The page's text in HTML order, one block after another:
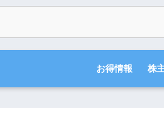
お得情報 株